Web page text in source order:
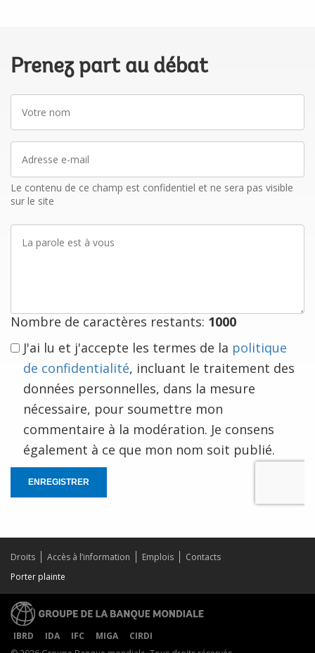
Prenez part au débat
nom
mail
Le contenu de ce champ est confidentiel et ne sera pas visible
sur le site
parole
Nombre de caractères restants: 1000
J'ai lu et j'accepte les termes de la politique
de confidentialité, incluant le traitement des
données personnelles, dans la mesure
nécessaire, pour soumettre mon
commentaire à la modération. Je consens
également à ce que mon nom soit publié.
ENREGISTRER
Droits Accès à l’information Emplois
Contacts
Porter plainte
IBRD IDA IFC MIGA
CIRDI